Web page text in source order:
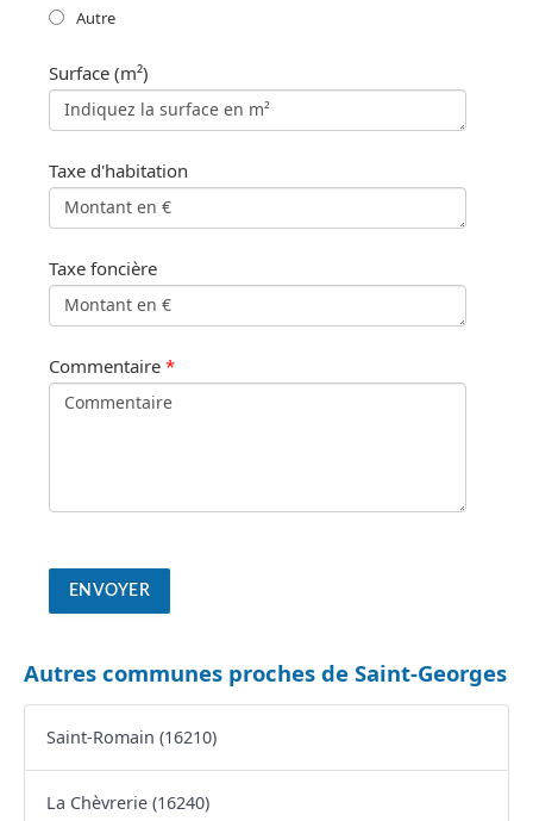
Autre
Surface (m²)
Taxe d'habitation
Taxe foncière
Commentaire *
Autres communes proches de Saint-Georges
Saint-Romain (16210)
La Chèvrerie (16240)